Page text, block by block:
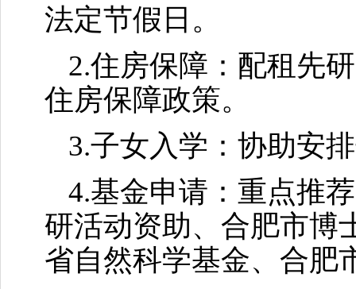
法定节假日。
2.住房保障：配租先
住房保障政策。
3.子女入学：协助安
4.基金申请：重点推
研活动资助、合肥市博
省自然科学基金、合肥